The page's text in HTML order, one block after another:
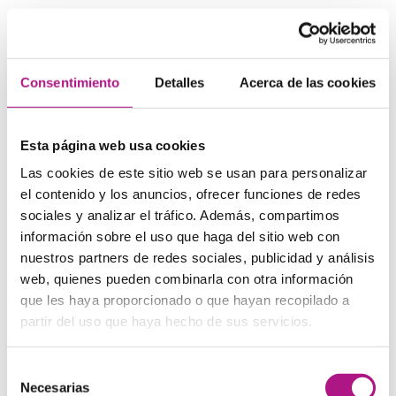
Consentimiento Detalles Acerca de las cookies
Esta página web usa cookies
Las cookies de este sitio web se usan para personalizar
el contenido y los anuncios, ofrecer funciones de redes
sociales y analizar el tráfico. Además, compartimos
información sobre el uso que haga del sitio web con
nuestros partners de redes sociales, publicidad y análisis
web, quienes pueden combinarla con otra información
que les haya proporcionado o que hayan recopilado a
partir del uso que haya hecho de sus servicios.
Necesarias
¿En qué debes fijarte?
Darte cuenta de las estructuras más comunes y las
repeticiones y “muletillas”.
Reconocer las palabras y expresiones que ya sabes y
cómo se usan.
Hacer un ejercicio de reflexión de lo que no has
entendido: apunta palabras, expresiones, estructuras… y
preguntar a tu profesor o investigar por tu cuenta.
Esta práctica te puede ayudar a combatir el
adquirir una lengua aprendemos a escribir, leer, hablar y
escuchar. Estarás de acuerdo con nosotros en que